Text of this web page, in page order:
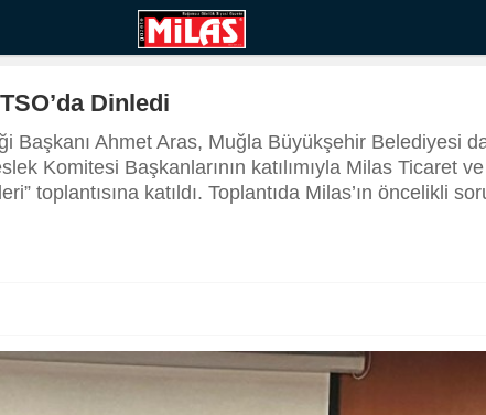
Dinledi
Başkanı Ahmet Aras, Muğla Büyükşehir Belediyesi
Komitesi Başkanlarının katılımıyla Milas Ticaret
toplantısına katıldı. Toplantıda Milas’ın öncelikli